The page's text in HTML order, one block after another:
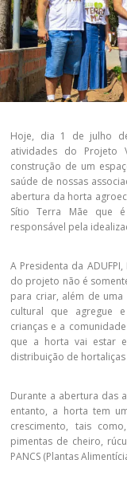
Hoje, dia 1 de julho
atividades do Projeto
construção de um
saúde de nossas
abertura da horta
Sítio Terra Mãe que
responsável pela
A Presidenta da
do projeto não é
para criar, além de uma
cultural que agregue
crianças e a
que a horta vai estar
distribuição de
Durante a abertura das
entanto, a horta tem
crescimento, tais
pimentas de cheiro,
PANCS (Plantas